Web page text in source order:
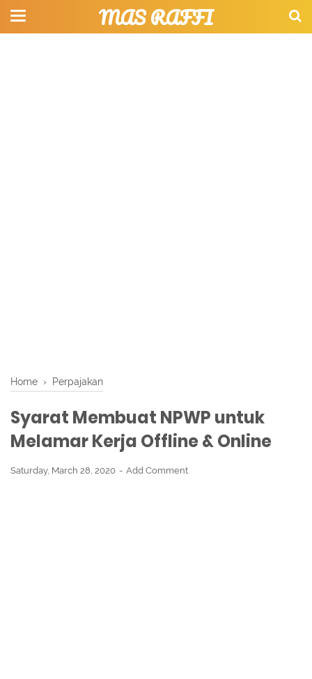
MAS RAFFI
Home › Perpajakan
Syarat Membuat NPWP untuk
Melamar Kerja Offline & Online
Saturday, March 28, 2020 Add Comment